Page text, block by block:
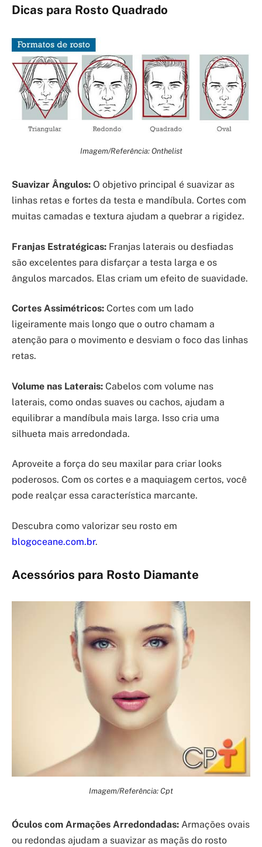
Dicas para Rosto Quadrado
Imagem/Referência: Onthelist
Suavizar Ângulos: O objetivo principal é suavizar as
linhas retas e fortes da testa e mandíbula. Cortes com
muitas camadas e textura ajudam a quebrar a rigidez.
Franjas Estratégicas: Franjas laterais ou desfiadas
são excelentes para disfarçar a testa larga e os
ângulos marcados. Elas criam um efeito de suavidade.
Cortes Assimétricos: Cortes com um lado
ligeiramente mais longo que o outro chamam a
atenção para o movimento e desviam o foco das linhas
retas.
Volume nas Laterais: Cabelos com volume nas
laterais, como ondas suaves ou cachos, ajudam a
equilibrar a mandíbula mais larga. Isso cria uma
silhueta mais arredondada.
Aproveite a força do seu maxilar para criar looks
poderosos. Com os cortes e a maquiagem certos, você
pode realçar essa característica marcante.
Descubra como valorizar seu rosto em
blogoceane.com.br.
Acessórios para Rosto Diamante
Imagem/Referência: Cpt
Óculos com Armações Arredondadas: Armações ovais
ou redondas ajudam a suavizar as maçãs do rosto